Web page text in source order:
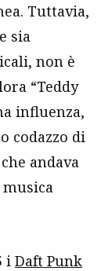
Tuttavia,
sia
non è
“Teddy
influenza,
codazzo di
andava
i Daft Punk